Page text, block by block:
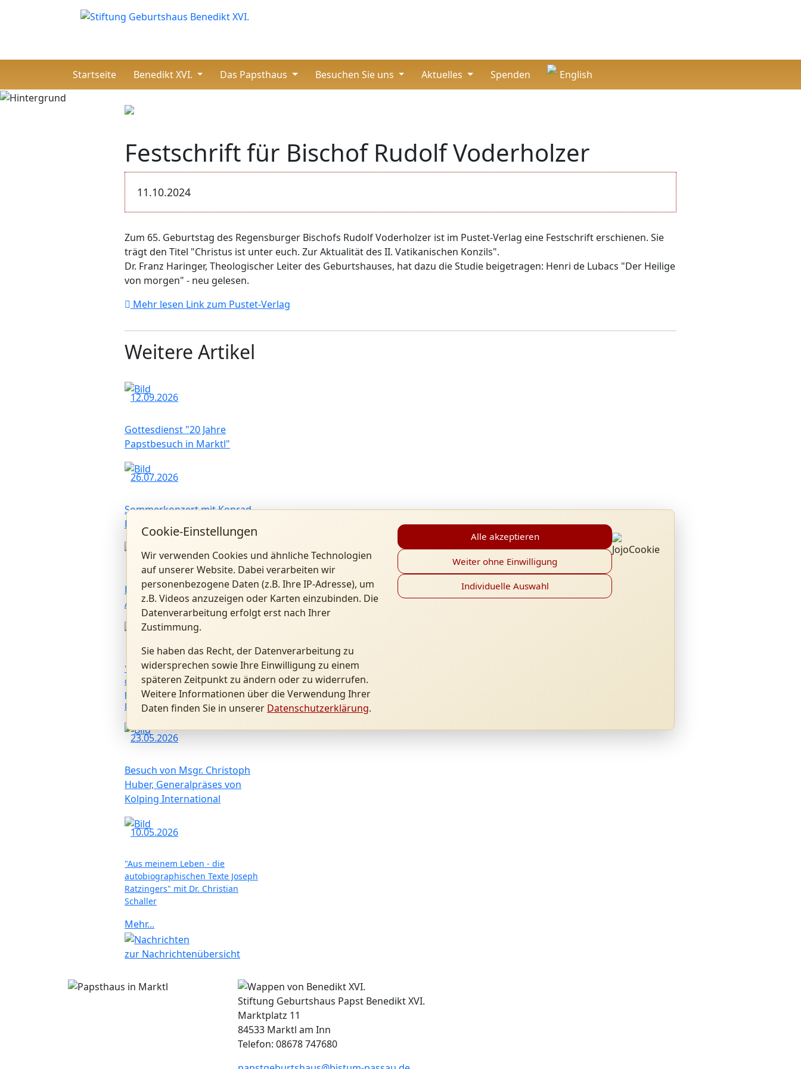
Startseite(current)
Benedikt XVI. Das Papsthaus Besuchen Sie uns Aktuelles Spenden English
Festschrift für Bischof Rudolf Voderholzer
11.10.2024
Zum 65. Geburtstag des Regensburger Bischofs Rudolf Voderholzer ist im Pustet-Verlag eine Festschrift erschienen. Sie
trägt den Titel "Christus ist unter euch. Zur Aktualität des II. Vatikanischen Konzils".
Dr. Franz Haringer, Theologischer Leiter des Geburtshauses, hat dazu die Studie beigetragen: Henri de Lubacs "Der Heilige
von morgen" - neu gelesen.
Mehr lesen Link zum Pustet-Verlag
Weitere Artikel
12.09.2026
Gottesdienst "20 Jahre
Papstbesuch in Marktl"
26.07.2026
Sommerkonzert mit Konrad
Raischl und Band
01.07.2026
Benedikt XVI. Forum in
Altötting
"Kardinal Ratzinger als Präfekt
der Glaubenskongregation:
persönliche Erinnerungen" mit P.
Dr. Hermann Geißler FSO
23.05.2026
Besuch von Msgr. Christoph
Huber, Generalpräses von
Kolping International
10.05.2026
"Aus meinem Leben - die
autobiographischen Texte Joseph
Ratzingers" mit Dr. Christian
Schaller
Mehr...
zur Nachrichtenübersicht
Stiftung Geburtshaus Papst Benedikt XVI.
Marktplatz 11
84533 Marktl am Inn
Telefon: 08678 747680
Cookie-Einstellungen
Wir verwenden Cookies und ähnliche Technologien
auf unserer Website. Dabei verarbeiten wir
personenbezogene Daten (z.B. Ihre IP-Adresse), um
z.B. Videos anzuzeigen oder Karten einzubinden. Die
Datenverarbeitung erfolgt erst nach Ihrer
Zustimmung.
Sie haben das Recht, der Datenverarbeitung zu
widersprechen sowie Ihre Einwilligung zu einem
späteren Zeitpunkt zu ändern oder zu widerrufen.
Weitere Informationen über die Verwendung Ihrer
Daten finden Sie in unserer Datenschutzerklärung.
Alle akzeptieren
Weiter ohne Einwilligung
Individuelle Auswahl